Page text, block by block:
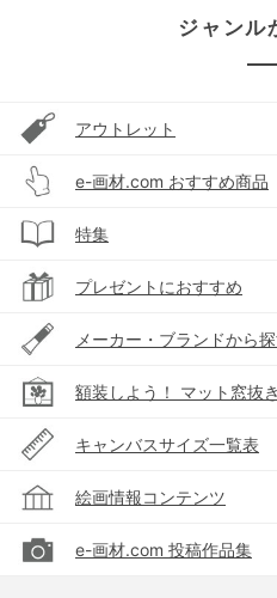
ジャンル
アウトレット
e-画材.com おすすめ商品
特集
プレゼントにおすすめ
メーカー・ブランドから
額装しよう！ マット窓抜
キャンバスサイズ一覧表
絵画情報コンテンツ
e-画材.com 投稿作品集